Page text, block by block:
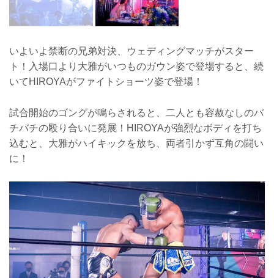
いよいよ禁断の兄弟対決、ウェディングマッチがスター
ト！入場口より大雅がいつものガウン姿で登場すると、続
いてHIROYAがファイトショーツ姿で登場！
試合開始のゴングが鳴らされると、二人とも容赦なしのバ
チバチの殴り合いに発展！HIROYAが強烈なボディを打ち
込むと、大雅がハイキックを放ち、両者引かず互角の闘い
に！